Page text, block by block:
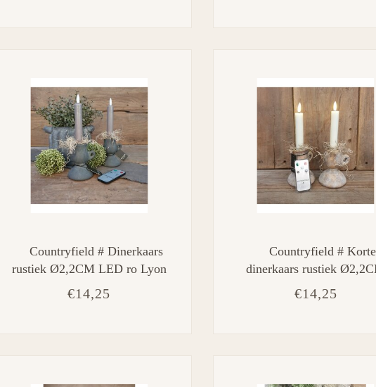
Countryfield # Dinerkaars
rustiek Ø2,2CM LED ro Lyon
S s2 grijs-L2B2H15CM
€14,25
Countryfield # Korte
dinerkaars rustiek
LED ro Lyon S s2 creme-
L2B2H15CM
€14,25